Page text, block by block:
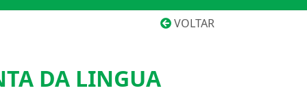
VOLTAR
DA LINGUA